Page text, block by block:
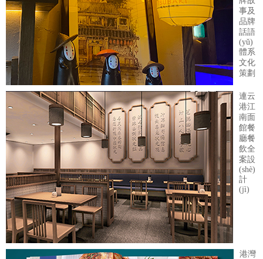
事及
品牌
話語
(yǔ)
體系
文化
策劃
連云
港江
南面
館餐
廳餐
飲全
案設
(shè)
計
(jì)
港灣